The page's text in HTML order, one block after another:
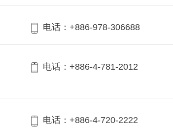
电话：+886-978-306688
电话：+886-4-781-2012
电话：+886-4-720-2222